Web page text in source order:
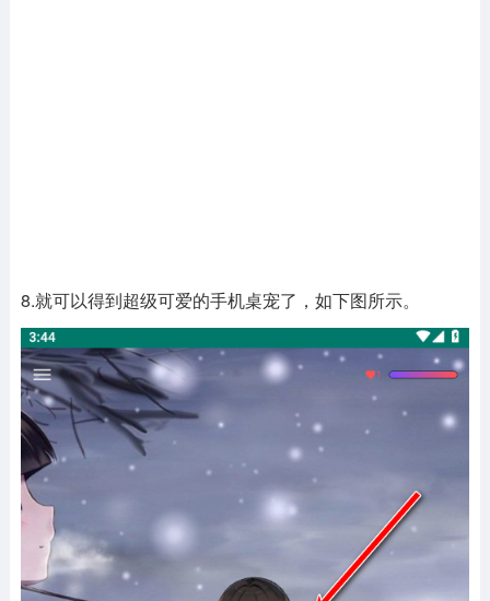
8.就可以得到超级可爱的手机桌宠了，如下图所示。